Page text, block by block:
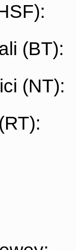
(BT):
(NT):